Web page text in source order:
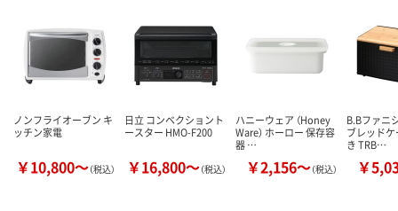
カゴへ カ
ノンフライオーブン キ
ッチン家電
￥10,800～（税込）
日立 コンベクショント
ースター HMO-F200
￥16,800～（税込）
ハニーウェア （Honey
Ware） ホーロー 保存容
器 …
￥2,156～（税込）
B.Bファニ
ブレッド
き TRB…
￥